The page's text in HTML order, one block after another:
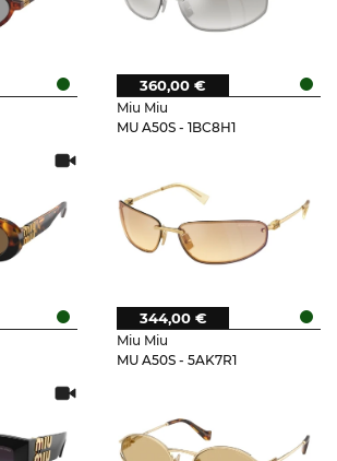
Miu Miu
MU A50S - 1BC8H1
360,00 €
Miu Miu
MU A50S - 5AK7R1
344,00 €